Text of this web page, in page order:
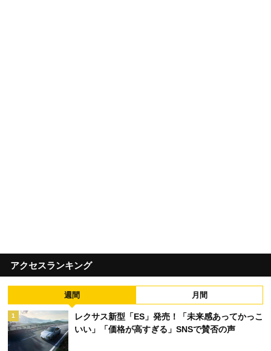
アクセスランキング
週間 月間
1
レクサス新型「ES」発売！「未来感あってかっこ
いい」「価格が高すぎる」SNSで賛否の声